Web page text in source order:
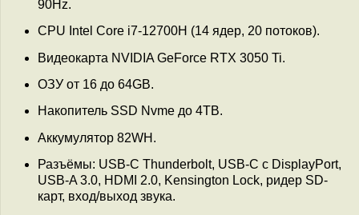
90Hz.
CPU Intel Core i7-12700H (14 ядер, 20 потоков).
Видеокарта NVIDIA GeForce RTX 3050 Ti.
ОЗУ от 16 до 64GB.
Накопитель SSD Nvme до 4TB.
Аккумулятор 82WH.
Разъёмы: USB-C Thunderbolt, USB-C с DisplayPort,
USB-A 3.0, HDMI 2.0, Kensington Lock, ридер SD-
карт, вход/выход звука.